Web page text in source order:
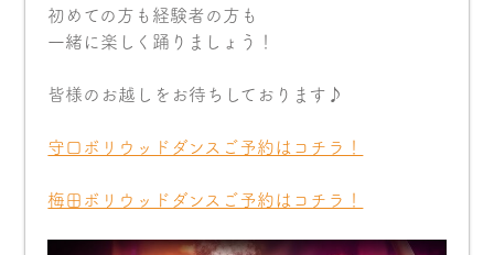
初めての方も経験者の方も
一緒に楽しく踊りましょう！
皆様のお越しをお待ちしております♪
守口ボリウッドダンスご予約はコチラ！
梅田ボリウッドダンスご予約はコチラ！